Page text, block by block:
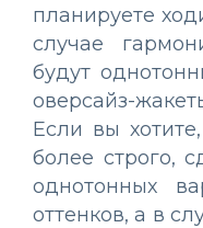
планируете
случае
будут
оверсайз-
Если вы
более строго,
однотонных
оттенков, а в